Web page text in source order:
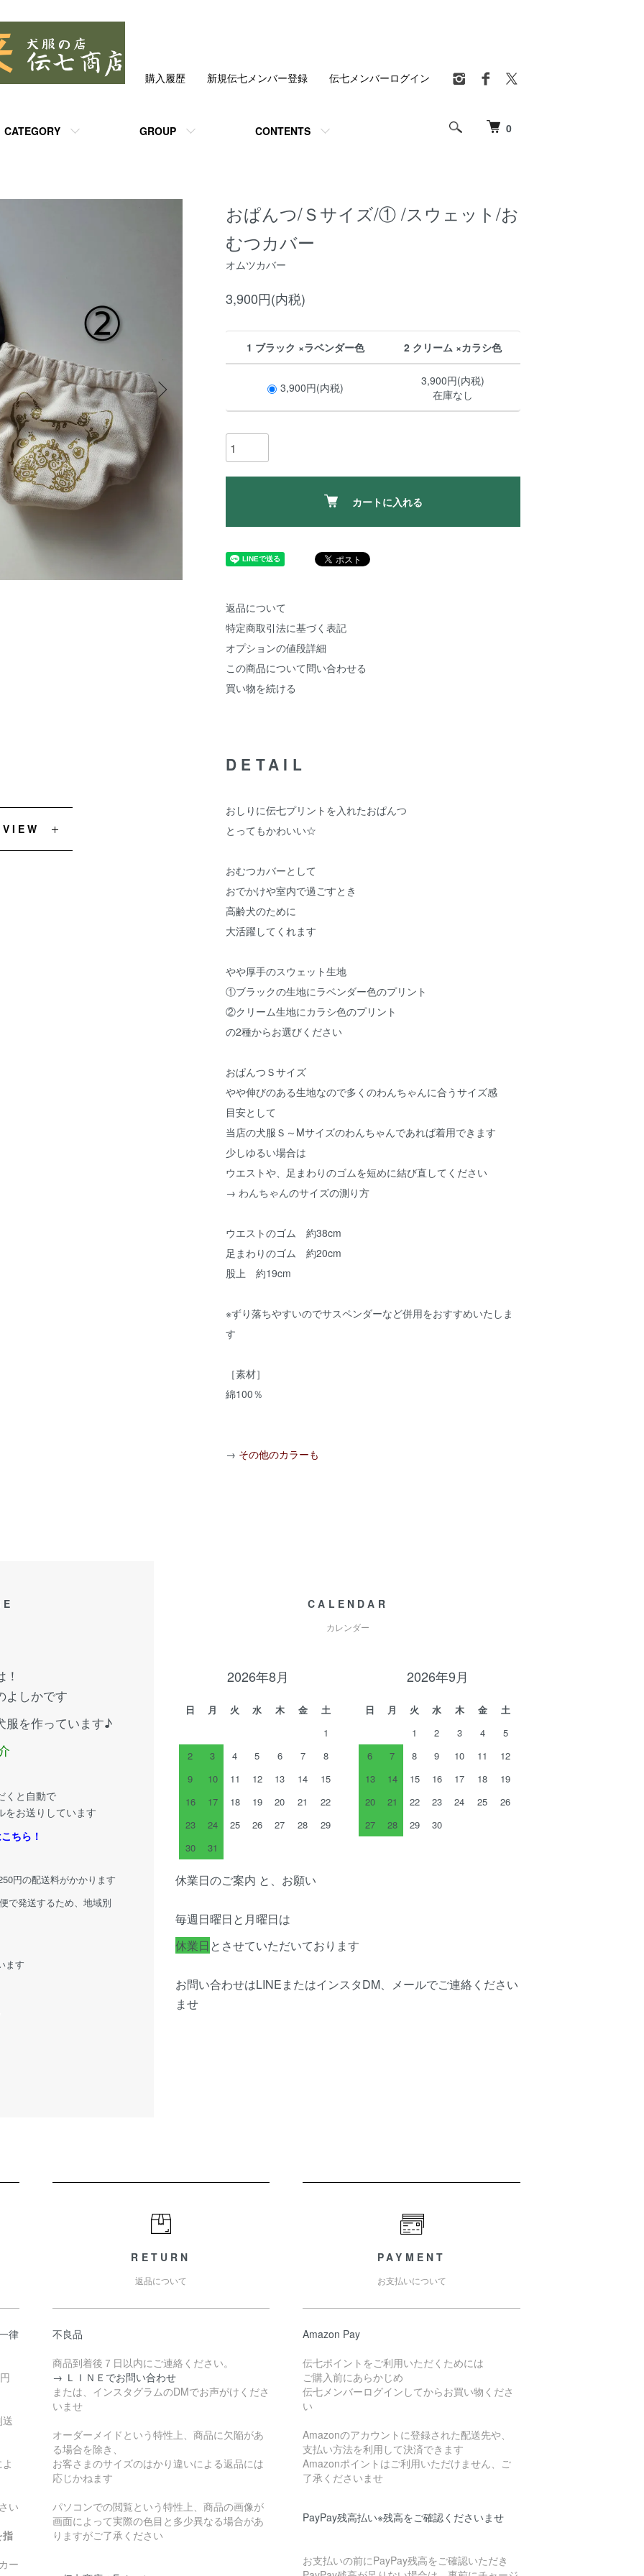
0
CATEGORY GROUP CONTENTS
購入履歴 新規伝七メンバー登録 伝七メンバーログイン
おぱんつ/Ｓサイズ/① /スウェット/お
むつカバー
オムツカバー
3,900円(内税)
1 ブラック ×ラベンダー色 2 クリーム ×カラシ色
3,900円(内税)
3,900円(内税)
在庫なし
カートに入れる
返品について
特定商取引法に基づく表記
オプションの値段詳細
この商品について問い合わせる
買い物を続ける
DETAIL
おしりに伝七プリントを入れたおぱんつ
とってもかわいい☆
おむつカバーとして
おでかけや室内で過ごすとき
高齢犬のために
大活躍してくれます
やや厚手のスウェット生地
①ブラックの生地にラベンダー色のプリント
②クリーム生地にカラシ色のプリント
の2種からお選びください
おぱんつＳサイズ
やや伸びのある生地なので多くのわんちゃんに合うサイズ感
目安として
当店の犬服Ｓ～Mサイズのわんちゃんであれば着用できます
少しゆるい場合は
ウエストや、足まわりのゴムを短めに結び直してください
→ わんちゃんのサイズの測り方
ウエストのゴム 約38cm
足まわりのゴム 約20cm
股上 約19cm
※ずり落ちやすいのでサスペンダーなど併用をおすすめいたしま
す
［素材］
綿100％
→ その他のカラーも
よしかです
服を作っています♪
くと自動で
をお送りしています
ちら！
円の配送料がかかります
で発送するため、地域別
ます
CALENDAR
カレンダー
2026年8月
日 月 火 水 木 金
土
1
2
3 4 5 6 7
8
9
10 11 12 13 14
15
16
17 18 19 20 21
22
23
24 25 26 27 28
29
30
31
2026年9月
日 月 火 水 木 金
土
1
2 3 4
5
6
7 8 9 10 11
12
13
14 15 16 17 18
19
20
21 22 23 24 25
26
27
28 29 30
休業日のご案内 と、お願い
毎週日曜日と月曜日は
休業日 とさせていただいております
お問い合わせはLINEまたはインスタDM、メールでご連絡ください
ませ
律
い
指
ー
RETURN
返品について
不良品
商品到着後７日以内にご連絡ください。
→ ＬＩＮＥでお問い合わせ
または、インスタグラムのDMでお声がけくださ
いませ
オーダーメイドという特性上、商品に欠陥があ
る場合を除き、
お客さまのサイズのはかり違いによる返品には
応じかねます
パソコンでの閲覧という特性上、商品の画像が
画面によって実際の色目と多少異なる場合があ
りますがご了承ください
PAYMENT
お支払いについて
Amazon Pay
伝七ポイントをご利用いただくためには
ご購入前にあらかじめ
伝七メンバーログインしてからお買い物くださ
い
Amazonのアカウントに登録された配送先や、
支払い方法を利用して決済できます
Amazonポイントはご利用いただけません、ご
了承くださいませ
PayPay残高払い※残高をご確認くださいませ
お支払いの前にPayPay残高をご確認いただき